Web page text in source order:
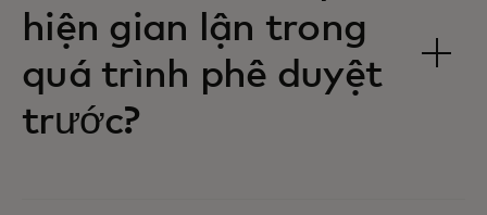
hiện gian lận trong
quá trình phê duyệt
trước?